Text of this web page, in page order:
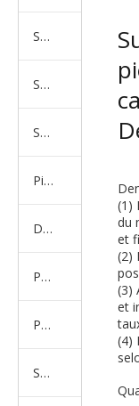
Série de camions Dongfeng
Série de camions North Benz Beiben
Série de camions américains, européens et japonais
Pièces de rechange de machines d'ingénierie de camion minier
D'autres séries de camions
Produits d'essieux
Produits de support de châssis
Série de suspension équilibrée
(1)
du
et
(2)
(3)
et
(4)